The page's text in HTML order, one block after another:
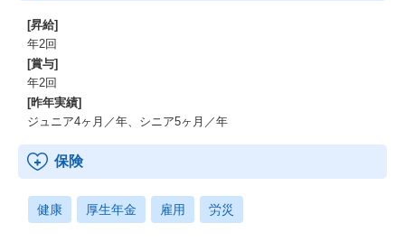
[昇給]
年2回
[賞与]
年2回
[昨年実績]
ジュニア4ヶ月／年、シニア5ヶ月／年
保険
健康 厚生年金 雇用 労災